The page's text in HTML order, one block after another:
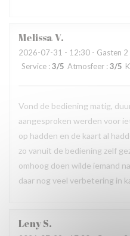
MelissaV
2026-07-31 - 12:30 - Gasten 2
Service : 3/5 Atmosfeer : 3/5
Vond de bediening matig,
aangesproken werden voor
op hadden en de kaart al
zo vanuit de bediening zelf
omhoog doen wilde iemand
daar nog veel verbetering in
LenyS